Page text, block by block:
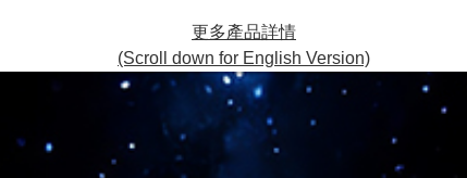
更多產品詳情
(Scroll down for English Version)